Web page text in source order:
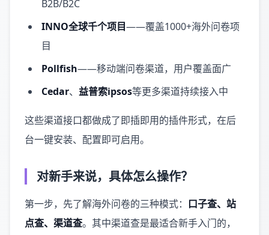
B2B/B2C
INNO全球千个项目——覆盖1000+海外问卷项
目
Pollfish——移动端问卷渠道，用户覆盖面广
Cedar、 益普索ipsos等更多渠道持续接入中
这些渠道接口都做成了即插即用的插件形式，在后
台一键安装、配置即可启用。
对新手来说，具体怎么操作？
第一步，先了解海外问卷的三种模式： 口子查、站
点查、渠道查。其中渠道查是最适合新手入门的，